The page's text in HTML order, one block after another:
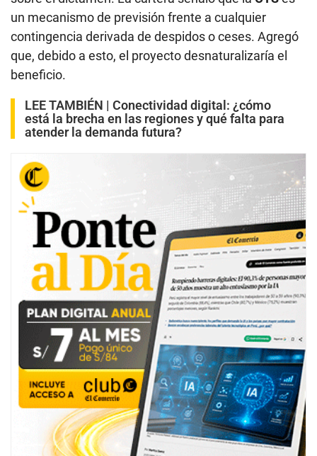
un mecanismo de previsión frente a cualquier
contingencia derivada de despidos o ceses. Agregó
que, debido a esto, el proyecto desnaturalizaría el
beneficio.
LEE TAMBIÉN | Conectividad digital: ¿cómo
está la brecha en las regiones y qué falta para
atender la demanda futura?